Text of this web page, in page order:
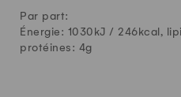
Par part:
Énergie: 1030kJ / 246 kcal,
protéines: 4g